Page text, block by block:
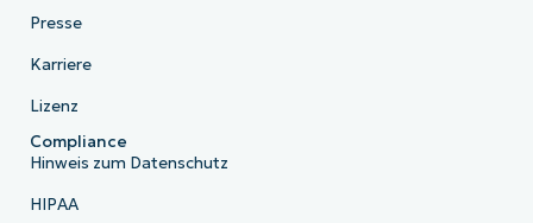
Presse
Karriere
Lizenz
Compliance
Hinweis zum Datenschutz
HIPAA